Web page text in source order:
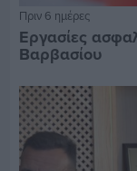
Πριν 6 ημέρες
Εργασίες
Βαρβασίου